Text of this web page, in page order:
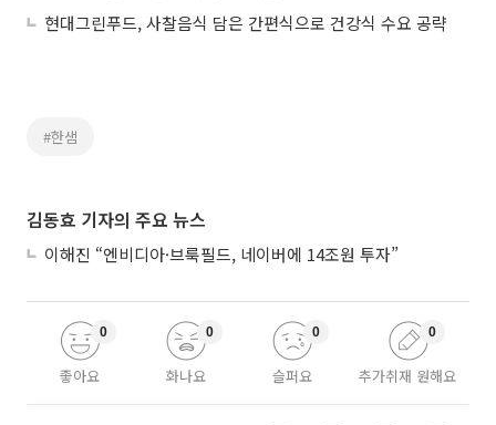
현대그린푸드, 사찰음식 담은 간편식으로 건강식 수요 공략
#한샘
김동효 기자의 주요 뉴스
이해진 “엔비디아·브룩필드, 네이버에 14조원 투자”
좋아요
0
화나요
0
슬퍼요
0
추가취재 원해요
0